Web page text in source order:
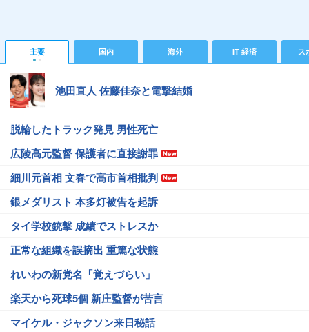
主要 国内 海外 IT 経済 ス
池田直人 佐藤佳奈と電撃結婚
脱輪したトラック発見 男性死亡
広陵高元監督 保護者に直接謝罪
細川元首相 文春で高市首相批判
銀メダリスト 本多灯被告を起訴
タイ学校銃撃 成績でストレスか
正常な組織を誤摘出 重篤な状態
れいわの新党名「覚えづらい」
楽天から死球5個 新庄監督が苦言
マイケル・ジャクソン来日秘話